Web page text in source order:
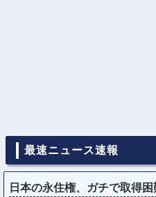
最速ニュース速報
日本の永住権、ガチで取得